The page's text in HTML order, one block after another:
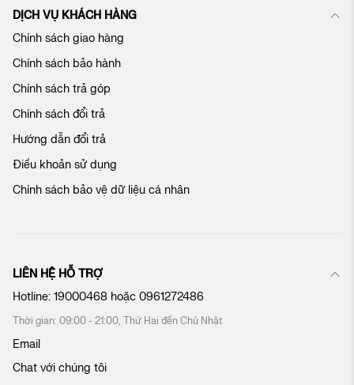
c
ủ
a
h
ú
g
t
i
DỊCH VỤ KHÁCH HÀNG
Chính sách giao hàng
Chính sách bảo hành
Chính sách trả góp
Chính sách đổi trả
Hướng dẫn đổi trả
Điều khoản sử dụng
Chính sách bảo vệ dữ liệu cá nhân
LIÊN HỆ HỖ TRỢ
Hotline: 19000468 hoặc 0961272486
Thời gian: 09:00 - 21:00, Thứ Hai đến Chủ Nhật
Email
Chat với chúng tôi